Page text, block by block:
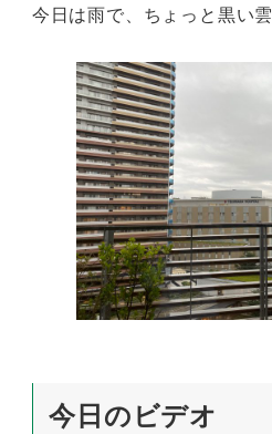
今日は雨で、ちょっと黒い雲
今日のビデオ